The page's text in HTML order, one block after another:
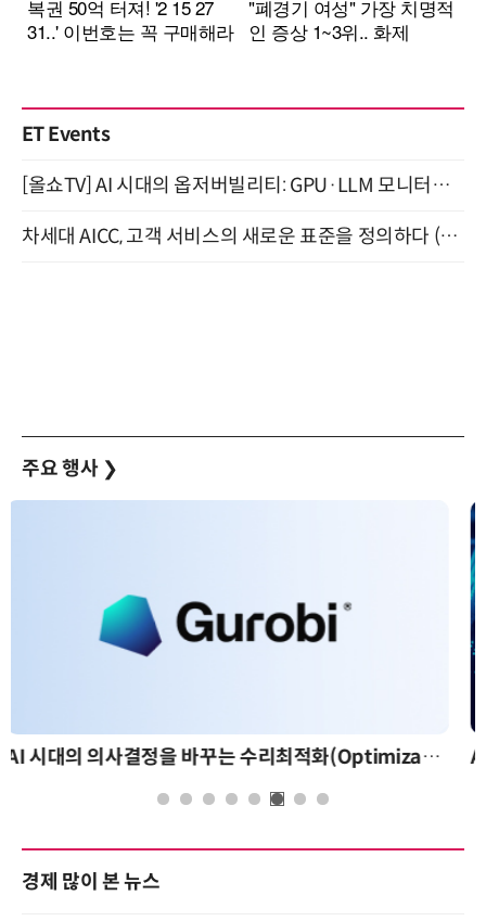
ET Events
[올쇼TV] AI 시대의 옵저버빌리티: GPU·LLM 모니터링부터 AI 기반 장애 대응까지 (8/11 생방송)
차세대 AICC, 고객 서비스의 새로운 표준을 정의하다 (9/9)
주요 행사 ❯
AI 핀옵스 실전 세미나: 폭증하는 AI 토큰 비용 관리 전략
경제 많이 본 뉴스